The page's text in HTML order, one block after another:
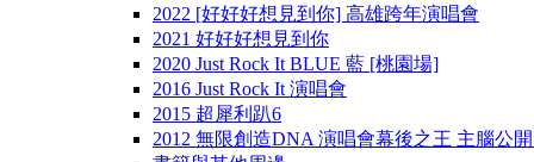
2022 [好好好想見到你] 高雄跨年演唱會
2021 好好好想見到你
2020 Just Rock It BLUE 藍 [桃園場]
2016 Just Rock It 演唱會
2015 超犀利趴6
2012 無限創造DNA 演唱會幕後之王 主腦公